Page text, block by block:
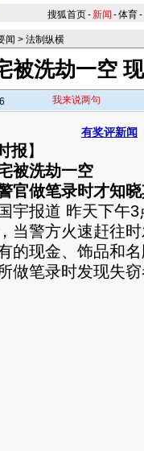
搜狐首页-新闻 -体育-
闻 > 法制纵横
被洗劫一空
我来说两句
有奖评新闻
报】
被洗劫一空
做笔录时才知晓
报道 昨天下午3
当警方火速赶往
的现金、饰品和
做笔录时发现失